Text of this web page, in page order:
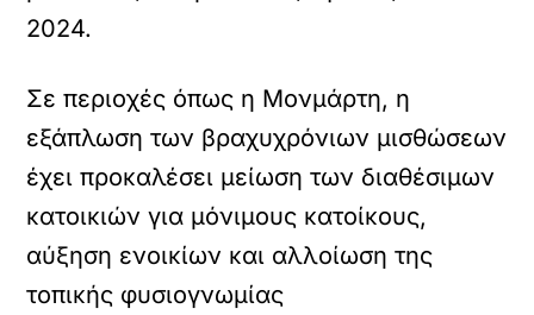
2024.
Σε περιοχές όπως η Μονμάρτη, η
εξάπλωση των βραχυχρόνιων μισθώσεων
έχει προκαλέσει μείωση των διαθέσιμων
κατοικιών για μόνιμους κατοίκους,
αύξηση ενοικίων και αλλοίωση της
τοπικής φυσιογνωμίας